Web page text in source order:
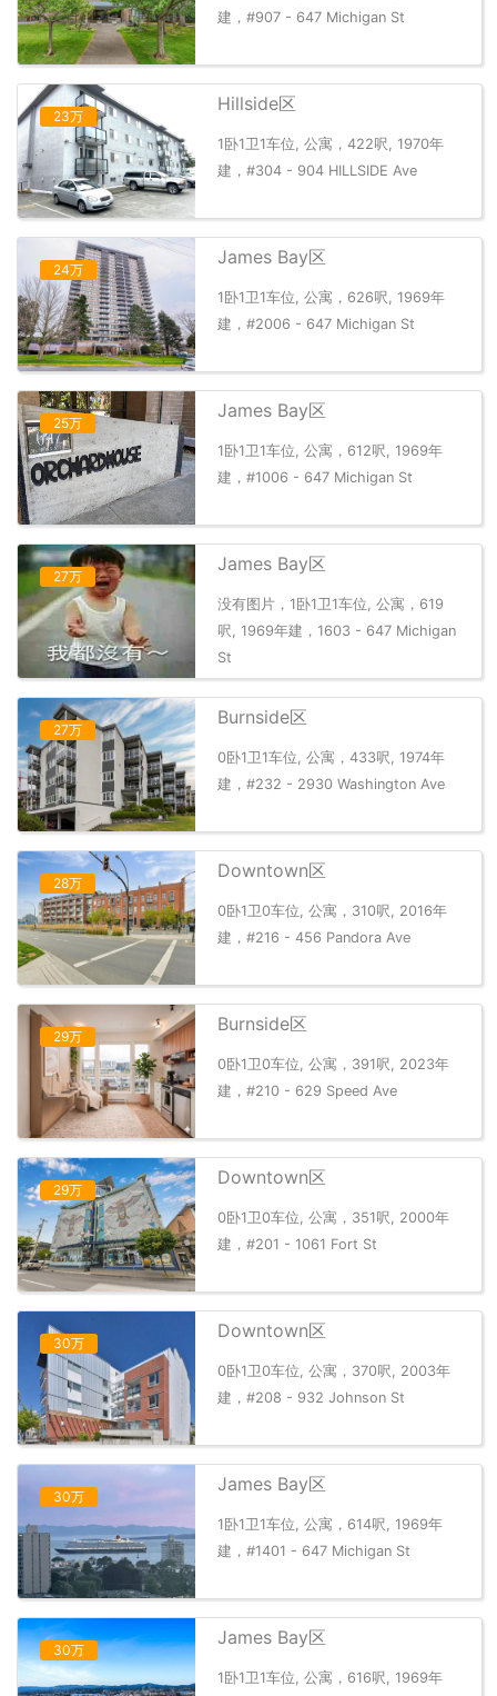
建，#907 - 647 Michigan St
23万
Hillside区
1卧1卫1车位, 公寓，422呎, 1970年
建，#304 - 904 HILLSIDE Ave
24万
James Bay区
1卧1卫1车位, 公寓，626呎, 1969年
建，#2006 - 647 Michigan St
25万
James Bay区
1卧1卫1车位, 公寓，612呎, 1969年
建，#1006 - 647 Michigan St
27万
James Bay区
没有图片，1卧1卫1车位, 公寓，619
呎, 1969年建，1603 - 647 Michigan
St
27万
Burnside区
0卧1卫1车位, 公寓，433呎, 1974年
建，#232 - 2930 Washington Ave
28万
Downtown区
0卧1卫0车位, 公寓，310呎, 2016年
建，#216 - 456 Pandora Ave
29万
Burnside区
0卧1卫0车位, 公寓，391呎, 2023年
建，#210 - 629 Speed Ave
29万
Downtown区
0卧1卫0车位, 公寓，351呎, 2000年
建，#201 - 1061 Fort St
30万
Downtown区
0卧1卫0车位, 公寓，370呎, 2003年
建，#208 - 932 Johnson St
30万
James Bay区
1卧1卫1车位, 公寓，614呎, 1969年
建，#1401 - 647 Michigan St
30万
James Bay区
1卧1卫1车位, 公寓，616呎, 1969年